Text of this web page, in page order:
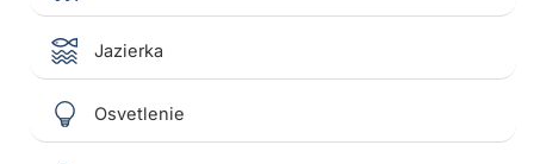
Jazierka
Osvetlenie